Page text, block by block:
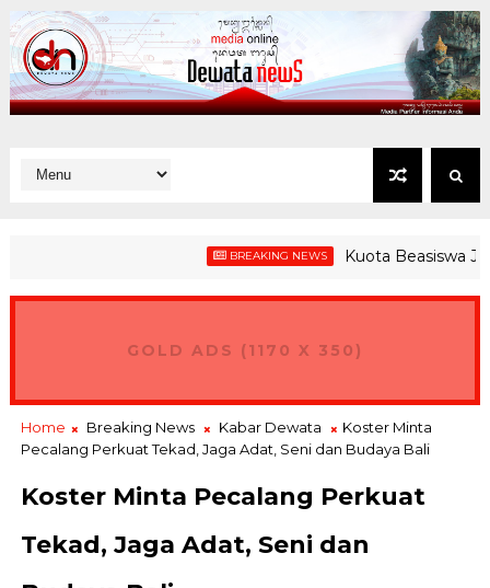
BREAKING NEWS Kuota Beasiswa
GPEI, Gubernur Koster Ingin Bali Jadi Hub Ekspor Produk
GOLD ADS (1170 X 350)
Home Breaking News Kabar Dewata
Koster Minta
Pecalang Perkuat Tekad, Jaga Adat, Seni dan Budaya Bali
Koster Minta Pecalang Perkuat
Tekad, Jaga Adat, Seni dan